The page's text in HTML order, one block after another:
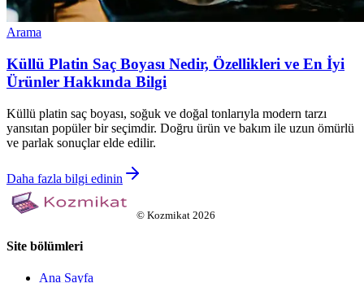
Arama
Küllü Platin Saç Boyası Nedir, Özellikleri ve En İyi
Ürünler Hakkında Bilgi
Küllü platin saç boyası, soğuk ve doğal tonlarıyla modern tarzı
yansıtan popüler bir seçimdir. Doğru ürün ve bakım ile uzun ömürlü
ve parlak sonuçlar elde edilir.
Daha fazla bilgi edinin
© Kozmikat 2026
Site bölümleri
Ana Sayfa